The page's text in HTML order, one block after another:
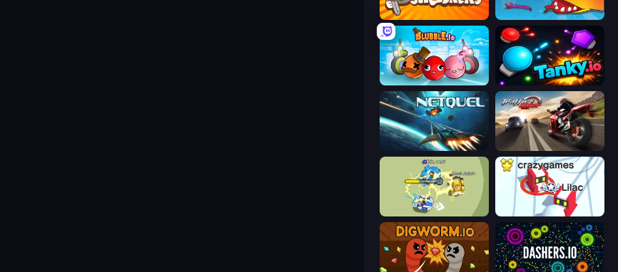
Shell Shockers Snake Clash.io
Blubble.io Tanky.io
Netquel Traffic Rider
Bump.io Snowball.io